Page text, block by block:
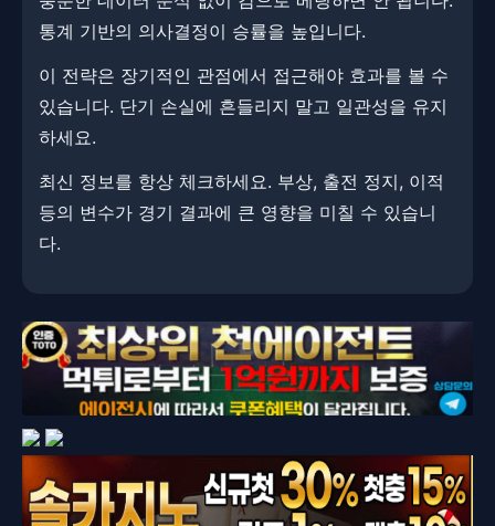
​통계 기반의 의사결정이 승률을 높입니다.
이 전략은 장기적인 관점에서 접근해야 효과를 볼 수
있습니다. ​단기 손실에 흔들리지 말고 일관성을 유지
하세요.
최신 정보를 항상 체크하세요. ​​부상, 출전 정지, 이적
등의 변수가 경기 결과에 큰 영향을 미칠 수 있습니
다.